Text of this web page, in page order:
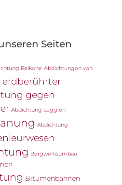
Seiten
Balkone Abdichtungen von
gegen
Abdichtung Loggien
Abdichtung
Bergwerksumbau
Bitumenbahnen